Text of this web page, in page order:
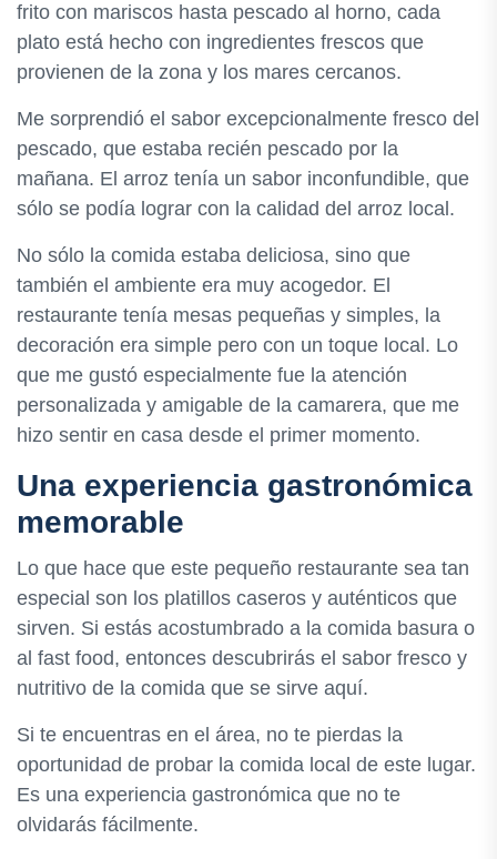
frito con mariscos hasta pescado al horno, cada
plato está hecho con ingredientes frescos que
provienen de la zona y los mares cercanos.
Me sorprendió el sabor excepcionalmente fresco del
pescado, que estaba recién pescado por la
mañana. El arroz tenía un sabor inconfundible, que
sólo se podía lograr con la calidad del arroz local.
No sólo la comida estaba deliciosa, sino que
también el ambiente era muy acogedor. El
restaurante tenía mesas pequeñas y simples, la
decoración era simple pero con un toque local. Lo
que me gustó especialmente fue la atención
personalizada y amigable de la camarera, que me
hizo sentir en casa desde el primer momento.
Una experiencia gastronómica
memorable
Lo que hace que este pequeño restaurante sea tan
especial son los platillos caseros y auténticos que
sirven. Si estás acostumbrado a la comida basura o
al fast food, entonces descubrirás el sabor fresco y
nutritivo de la comida que se sirve aquí.
Si te encuentras en el área, no te pierdas la
oportunidad de probar la comida local de este lugar.
Es una experiencia gastronómica que no te
olvidarás fácilmente.